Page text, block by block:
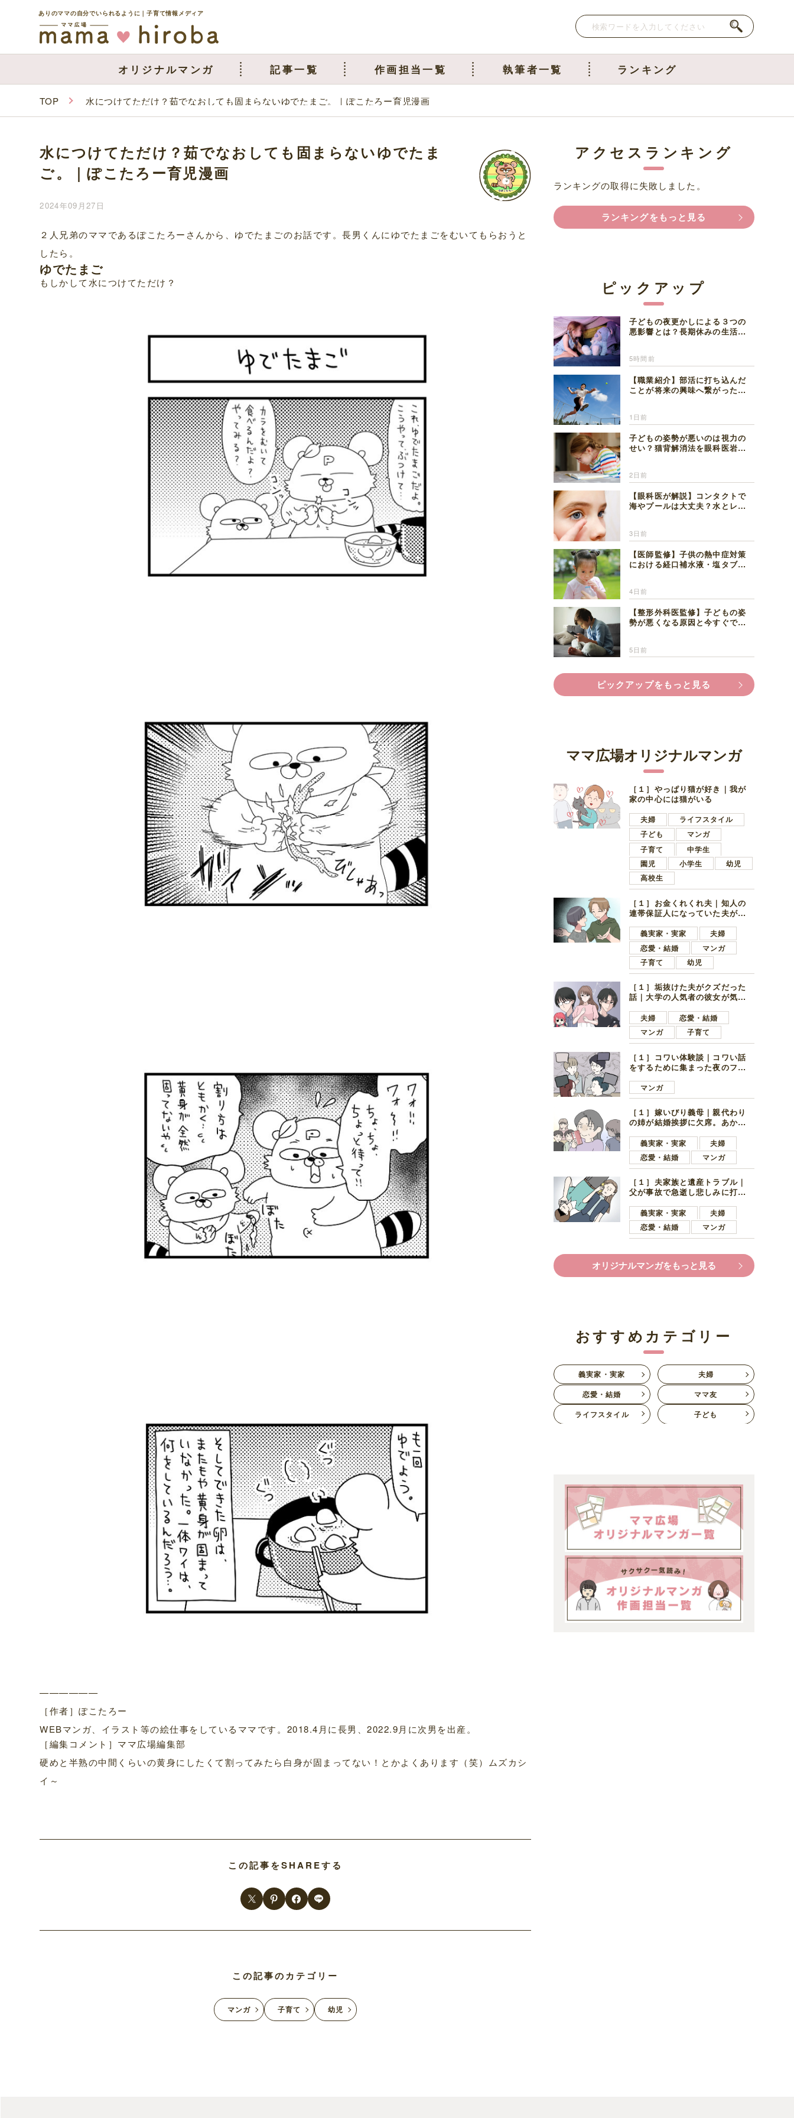
ありのママの自分でいられるように｜子育て情報メディア
オリジナルマンガ 記事一覧 作画担当一覧 執筆者一覧 ランキング
TOP 水につけてただけ？茹でなおしても固まらないゆでたまご。｜ぽこたろー育児漫画
水につけてただけ？茹でなおしても固まらないゆでたま
ご。｜ぽこたろー育児漫画
2024年09月27日
２人兄弟のママであるぽこたろーさんから、ゆでたまごのお話です。長男くんにゆでたまごをむいてもらおうと
したら。
ゆでたまご
もしかして水につけてただけ？
——————
［作者］ぽこたろー
WEBマンガ、イラスト等の絵仕事をしているママです。2018.4月に長男、2022.9月に次男を出産。
［編集コメント］ママ広場編集部
硬めと半熟の中間くらいの黄身にしたくて割ってみたら白身が固まってない！とかよくあります（笑）ムズカシ
イ～
この記事をSHAREする
この記事のカテゴリー
マンガ 子育て 幼児
アクセスランキング
ランキングの取得に失敗しました。
ランキングをもっと見る
ピックアップ
子どもの夜更かしによる３つの
悪影響とは？長期休みの生活リ
5時間前
【職業紹介】部活に打ち込んだ
ことが将来の興味へ繋がった。
1日前
子どもの姿勢が悪いのは視力の
せい？猫背解消法を眼科医岩見
2日前
【眼科医が解説】コンタクトで
海やプールは大丈夫？水とレン
3日前
【医師監修】子供の熱中症対策
における経口補水液・塩タブレ
4日前
【整形外科医監修】子どもの姿
勢が悪くなる原因と今すぐでき
5日前
ピックアップをもっと見る
ママ広場オリジナルマンガ
［１］やっぱり猫が好き｜我が
家の中心には猫がいる
夫婦
ライフスタイル
子ども
マンガ
子育て
中学生
園児
小学生
幼児
高校生
［１］お金くれくれ夫｜知人の
連帯保証人になっていた夫が家
言ってきた
義実家・実家
夫婦
恋愛・結婚
マンガ
子育て
幼児
［１］垢抜けた夫がクズだった
話｜大学の人気者の彼女が気に
子学生
夫婦
恋愛・結婚
マンガ
子育て
［１］コワい体験談｜コワい話
をするために集まった夜のファ
好きの男の子ママ
マンガ
［１］嫁いびり義母｜親代わり
の姉が結婚挨拶に欠席。あから
義実家・実家
夫婦
恋愛・結婚
マンガ
［１］夫家族と遺産トラブル｜
父が事故で急逝し悲しみに打ち
ます夫
義実家・実家
夫婦
恋愛・結婚
マンガ
オリジナルマンガをもっと見る
おすすめカテゴリー
義実家・実家
夫婦
恋愛・結婚
ママ友
ライフスタイル
子ども